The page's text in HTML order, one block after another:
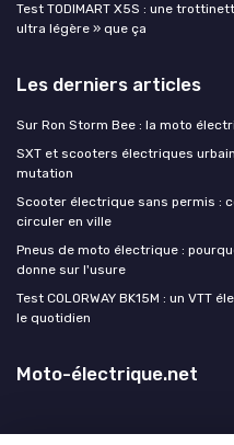
Test TODIMART X5S : une
ultra légère » que ça
Les derniers articles
Sur Ron Storm Bee : la moto
SXT et scooters électriques
mutation
Scooter électrique sans permis :
circuler en ville
Pneus de moto électrique :
donne sur l'usure
Test COLORWAY BK15M : un
le quotidien
Moto-électrique.net